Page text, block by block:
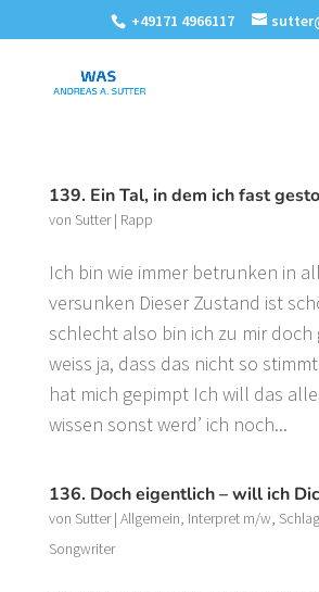
+49171 4966117
139. Ein Tal, in dem ich fast
von Sutter| Rapp
Ich bin wie immer betrunken in
versunken Dieser Zustand ist
schlecht also bin ich zu mir
weiss ja, dass das nicht so
hat mich gepimpt Ich will das
wissen sonst werd’ ich noch...
136. Doch eigentlich – will ich
von Sutter| Allgemein, Interpret m/w,
Songwriter